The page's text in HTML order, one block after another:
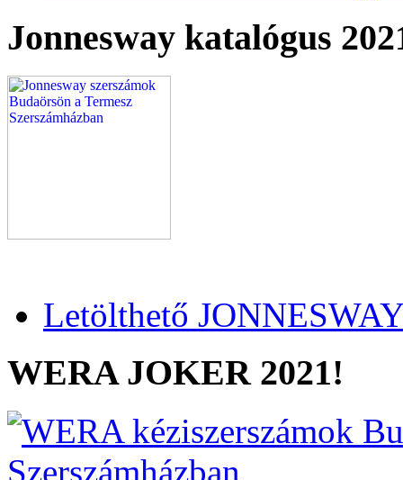
Jonnesway katalógus
Letölthető
WERA JOKER 2021!